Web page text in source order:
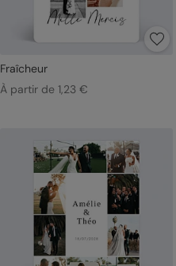
Fraîcheur
À partir de 1,23 €